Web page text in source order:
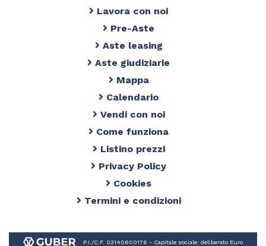
Lavora con noi
Pre-Aste
Aste leasing
Aste giudiziarie
Mappa
Calendario
Vendi con noi
Come funziona
Listino prezzi
Privacy Policy
Cookies
Termini e condizioni
P.I./C.F. 03140600176 - Capitale sociale: deliberato Euro